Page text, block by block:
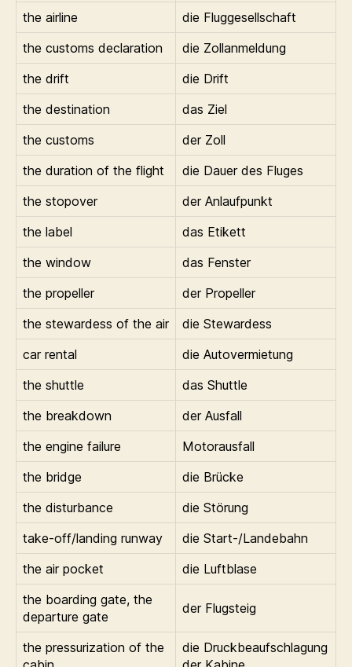
the airline
die Fluggesellschaft
the customs declaration
die Zollanmeldung
the drift
die Drift
the destination
das Ziel
the customs
der Zoll
the duration of the flight
die Dauer des Fluges
the stopover
der Anlaufpunkt
the label
das Etikett
the window
das Fenster
the propeller
der Propeller
the stewardess of the air
die Stewardess
car rental
die Autovermietung
the shuttle
das Shuttle
the breakdown
der Ausfall
the engine failure
Motorausfall
the bridge
die Brücke
the disturbance
die Störung
take-off/landing runway
die Start-/Landebahn
the air pocket
die Luftblase
the boarding gate, the
departure gate
der Flugsteig
the pressurization of the
die Druckbeaufschlagung